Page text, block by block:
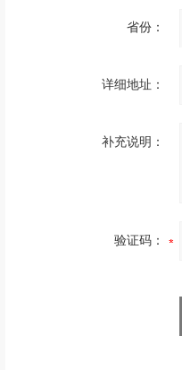
省份：
详细地址：
补充说明：
验证码：